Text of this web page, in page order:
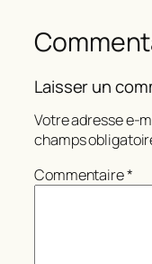
Laisser un
Votre adresse e-
champs
Commentaire*